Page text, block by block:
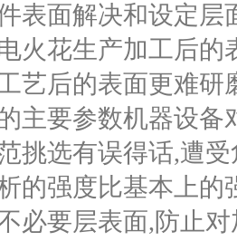
表面解决和设定
火花生产加工后
艺后的表面更难研
主要参数机器设
挑选有误得话,遭
的强度比基本上
必要层表面,防止